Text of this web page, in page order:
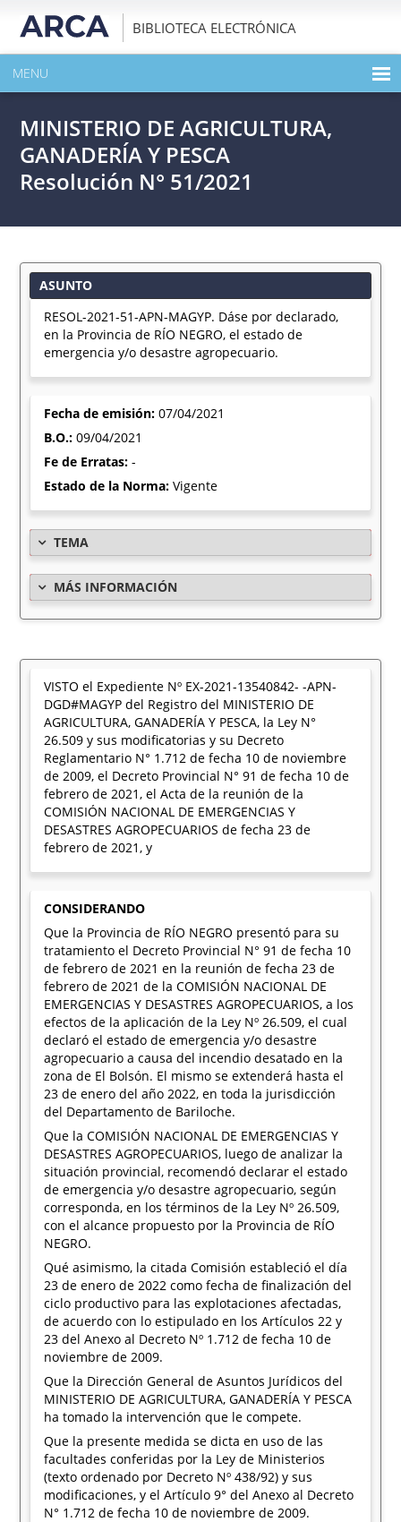
BIBLIOTECA ELECTRÓNICA
MENU
EXPANDIR TODO EL CONTENIDO DE LA PUBLICACIÓN
DESCARGAR PDF
MINISTERIO DE AGRICULTURA,
GANADERÍA Y PESCA
Resolución N° 51/2021
ASUNTO
RESOL-2021-51-APN-MAGYP. Dáse por declarado,
en la Provincia de RÍO NEGRO, el estado de
emergencia y/o desastre agropecuario.
Fecha de emisión:07/04/2021
B.O.:09/04/2021
Fe de Erratas:-
Estado de la Norma:Vigente
TEMA
MÁS INFORMACIÓN
VISTO el Expediente Nº EX-2021-13540842- -APN-
DGD#MAGYP del Registro del MINISTERIO DE
AGRICULTURA, GANADERÍA Y PESCA, la Ley N°
26.509 y sus modificatorias y su Decreto
Reglamentario N° 1.712 de fecha 10 de noviembre
de 2009, el Decreto Provincial N° 91 de fecha 10 de
febrero de 2021, el Acta de la reunión de la
COMISIÓN NACIONAL DE EMERGENCIAS Y
DESASTRES AGROPECUARIOS de fecha 23 de
febrero de 2021, y
CONSIDERANDO
Que la Provincia de RÍO NEGRO presentó para su
tratamiento el Decreto Provincial N° 91 de fecha 10
de febrero de 2021 en la reunión de fecha 23 de
febrero de 2021 de la COMISIÓN NACIONAL DE
EMERGENCIAS Y DESASTRES AGROPECUARIOS, a los
efectos de la aplicación de la Ley Nº 26.509, el cual
declaró el estado de emergencia y/o desastre
agropecuario a causa del incendio desatado en la
zona de El Bolsón. El mismo se extenderá hasta el
23 de enero del año 2022, en toda la jurisdicción
del Departamento de Bariloche.
Que la COMISIÓN NACIONAL DE EMERGENCIAS Y
DESASTRES AGROPECUARIOS, luego de analizar la
situación provincial, recomendó declarar el estado
de emergencia y/o desastre agropecuario, según
corresponda, en los términos de la Ley Nº 26.509,
con el alcance propuesto por la Provincia de RÍO
NEGRO.
Qué asimismo, la citada Comisión estableció el día
23 de enero de 2022 como fecha de finalización del
ciclo productivo para las explotaciones afectadas,
de acuerdo con lo estipulado en los Artículos 22 y
23 del Anexo al Decreto Nº 1.712 de fecha 10 de
noviembre de 2009.
Que la Dirección General de Asuntos Jurídicos del
MINISTERIO DE AGRICULTURA, GANADERÍA Y PESCA
ha tomado la intervención que le compete.
Que la presente medida se dicta en uso de las
facultades conferidas por la Ley de Ministerios
(texto ordenado por Decreto Nº 438/92) y sus
modificaciones, y el Artículo 9° del Anexo al Decreto
N° 1.712 de fecha 10 de noviembre de 2009.